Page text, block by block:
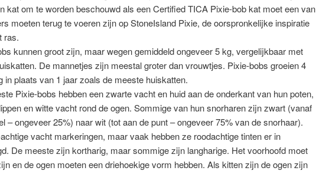
kat om te worden beschouwd als een Certified TICA Pixie-bob kat moet een van
moeten terug te voeren zijn op StoneIsland Pixie, de oorspronkelijke inspiratie
ras.
kunnen groot zijn, maar wegen gemiddeld ongeveer 5 kg, vergelijkbaar met
De mannetjes zijn meestal groter dan vrouwtjes. Pixie-bobs groeien 4
in plaats van 1 jaar zoals de meeste huiskatten.
Pixie-bobs hebben een zwarte vacht en huid aan de onderkant van hun poten,
en witte vacht rond de ogen. Sommige van hun snorharen zijn zwart (vanaf
– ongeveer 25%) naar wit (tot aan de punt – ongeveer 75% van de snorhaar).
vacht markeringen, maar vaak hebben ze roodachtige tinten er in
De meeste zijn kortharig, maar sommige zijn langharige. Het voorhoofd moet
en de ogen moeten een driehoekige vorm hebben. Als kitten zijn de ogen zijn